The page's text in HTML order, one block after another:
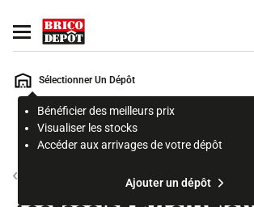
Ouvrir le menu
Sélectionner Un Dépôt
Bénéficier des meilleurs prix
Visualiser les stocks
Accéder aux arrivages de votre dépôt
Ajouter un dépôt
Rechercher